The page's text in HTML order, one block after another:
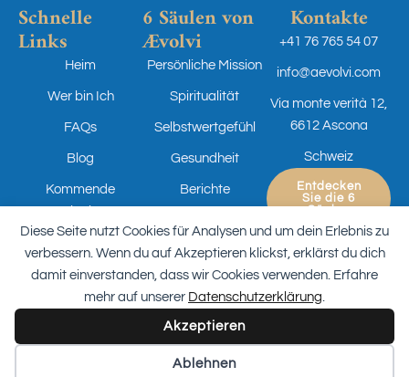
Diese Seite nutzt Cookies für Analysen und um dein Erlebnis zu
verbessern. Wenn du auf Akzeptieren klickst, erklärst du dich
damit einverstanden, dass wir Cookies verwenden. Erfahre
mehr auf unserer Datenschutzerklärung.
Akzeptieren
Ablehnen
Schnelle
Links
Heim
Wer bin Ich
FAQs
Blog
Kommende
6 Säulen von
Ævolvi
Persönliche Mission
Spiritualität
Selbstwertgefühl
Gesundheit
Berichte
Kontakte
+41 76 765 54 07
info@aevolvi.com
Via monte verità 12,
6612 Ascona
Schweiz
Entdecken
Sie die 6
Säulen
2026 Copyright Aevolvi di Katherine Recalde
Web-Design von Swiss Web Studio
Bedingungen und Konditionen
Datenschutz-Bestimmungen